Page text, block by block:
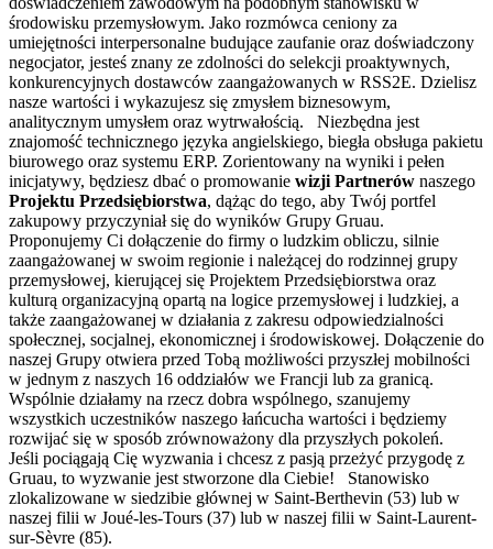
środowisku przemysłowym. Jako rozmówca ceniony za
umiejętności interpersonalne budujące zaufanie oraz doświadczony
negocjator, jesteś znany ze zdolności do selekcji proaktywnych,
konkurencyjnych dostawców zaangażowanych w RSS2E. Dzielisz
nasze wartości i wykazujesz się zmysłem biznesowym,
analitycznym umysłem oraz wytrwałością. Niezbędna jest
znajomość technicznego języka angielskiego, biegła obsługa pakietu
biurowego oraz systemu ERP. Zorientowany na wyniki i pełen
inicjatywy, będziesz dbać o promowanie wizji Partnerów naszego
Projektu Przedsiębiorstwa, dążąc do tego, aby Twój portfel
zakupowy przyczyniał się do wyników Grupy Gruau.
Proponujemy Ci dołączenie do firmy o ludzkim obliczu, silnie
zaangażowanej w swoim regionie i należącej do rodzinnej grupy
przemysłowej, kierującej się Projektem Przedsiębiorstwa oraz
kulturą organizacyjną opartą na logice przemysłowej i ludzkiej, a
także zaangażowanej w działania z zakresu odpowiedzialności
społecznej, socjalnej, ekonomicznej i środowiskowej. Dołączenie do
naszej Grupy otwiera przed Tobą możliwości przyszłej mobilności
w jednym z naszych 16 oddziałów we Francji lub za granicą.
Wspólnie działamy na rzecz dobra wspólnego, szanujemy
wszystkich uczestników naszego łańcucha wartości i będziemy
rozwijać się w sposób zrównoważony dla przyszłych pokoleń.
Jeśli pociągają Cię wyzwania i chcesz z pasją przeżyć przygodę z
Gruau, to wyzwanie jest stworzone dla Ciebie! Stanowisko
zlokalizowane w siedzibie głównej w Saint-Berthevin (53) lub w
naszej filii w Joué-les-Tours (37) lub w naszej filii w Saint-Laurent-
sur-Sèvre (85).